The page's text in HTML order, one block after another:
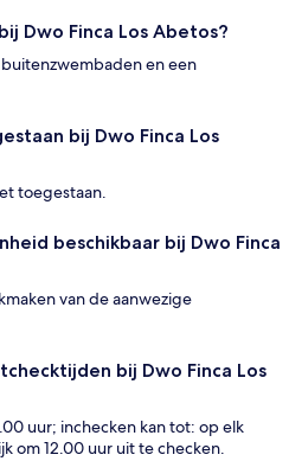
Dwo Finca Los Abetos?
en een
bij Dwo Finca Los
toegestaan.
beschikbaar bij Dwo Finca
van de aanwezige
bij Dwo Finca Los
uur; inchecken kan tot: op elk
om 12.00 uur uit te checken.